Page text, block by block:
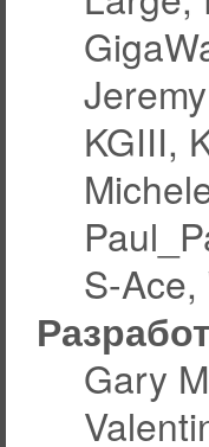
KGIII,
S-
Gary